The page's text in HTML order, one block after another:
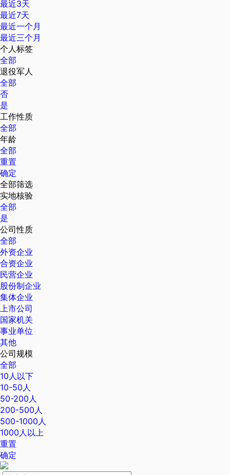
最近3天
最近7天
最近一个月
最近三个月
个人标签
全部
退役军人
全部
否
是
工作性质
全部
年龄
全部
重置
确定
全部筛选
实地核验
全部
是
公司性质
全部
外资企业
合资企业
民营企业
股份制企业
集体企业
上市公司
国家机关
事业单位
其他
公司规模
全部
10人以下
10-50人
50-200人
200-500人
500-1000人
1000人以上
重置
确定